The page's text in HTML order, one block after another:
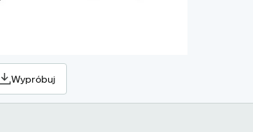
Wypróbuj